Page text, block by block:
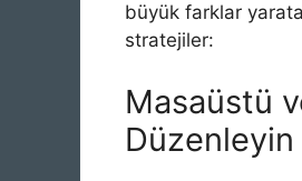
büyük farklar
stratejiler:
Masaüstü
Düzenleyin